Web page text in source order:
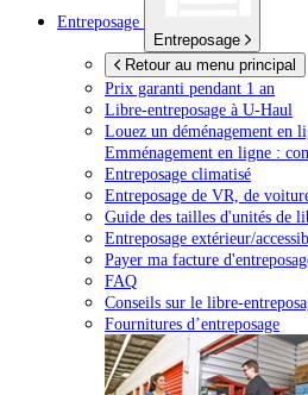
Entreposage
Entreposage
Retour au menu principal
Prix garanti pendant 1 an
Libre-entreposage à U-Haul
Louez un déménagement en
Emménagement en ligne :
Entreposage climatisé
Entreposage de VR, de
Guide des tailles d'unités de
Entreposage extérieur/
Payer ma facture
FAQ
Conseils sur le libre-
Fournitures d’entreposage